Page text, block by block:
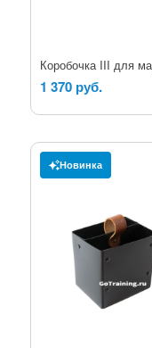
1 370 руб.
Новинка